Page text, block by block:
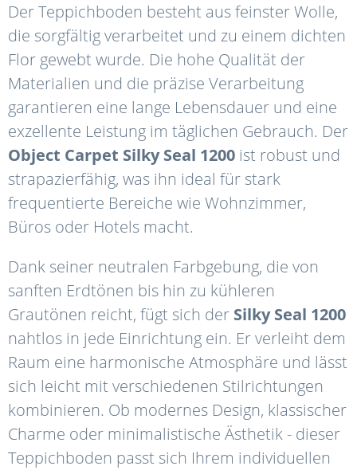
Der Teppichboden besteht aus feinster Wolle,
die sorgfältig verarbeitet und zu einem dichten
Flor gewebt wurde. Die hohe Qualität der
Materialien und die präzise Verarbeitung
garantieren eine lange Lebensdauer und eine
exzellente Leistung im täglichen Gebrauch. Der
Object Carpet Silky Seal 1200 ist robust und
strapazierfähig, was ihn ideal für stark
frequentierte Bereiche wie Wohnzimmer,
Büros oder Hotels macht.
Dank seiner neutralen Farbgebung, die von
sanften Erdtönen bis hin zu kühleren
Grautönen reicht, fügt sich der Silky Seal 1200
nahtlos in jede Einrichtung ein. Er verleiht dem
Raum eine harmonische Atmosphäre und lässt
sich leicht mit verschiedenen Stilrichtungen
kombinieren. Ob modernes Design, klassischer
Charme oder minimalistische Ästhetik - dieser
Teppichboden passt sich Ihrem individuellen